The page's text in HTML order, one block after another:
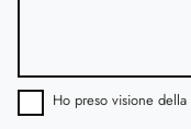
Ho preso visione della